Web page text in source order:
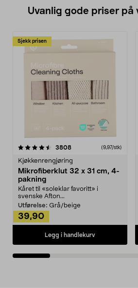
Uvanlig gode priser på
Sjekk prisen
3808anmeldelser(9,97/stk)
Kjøkkenrengjøring
Mikrofiberklut 32 x 31 cm, 4-
pakning
Kåret til «soleklar favoritt» i
svenske Afton...
Utførelse: Grå/beige
39,90
Legg i handlekurv
4.5av 5 stjerner